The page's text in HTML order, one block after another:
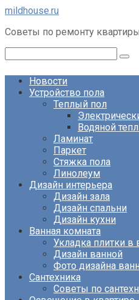
Перейти
контенту
mildhouse.ru
Советы по ремонту
Новости
Устройство пола
Теплый пол
Водяной
Ламинат
Паркет
Стяжка пола
Линолеум
Дизайн интерьера
Дизайн зала
Дизайн спальни
Дизайн кухни
Ванная комната
Укладка плитки в
Дизайн ванной
Фото дизайна
Сантехника
Советы по